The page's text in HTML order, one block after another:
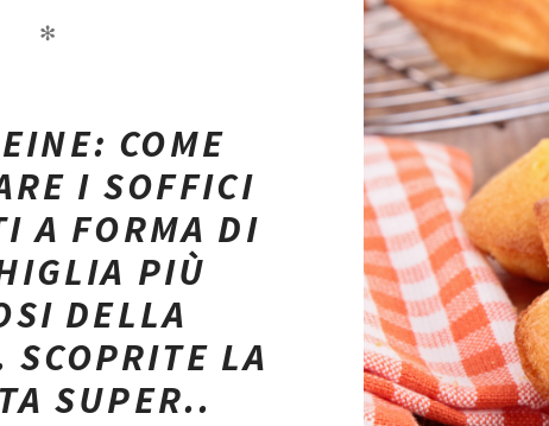
✻
COME
I SOFFICI
A FORMA DI
PIÙ
DELLA
SCOPRITE LA
SUPER..